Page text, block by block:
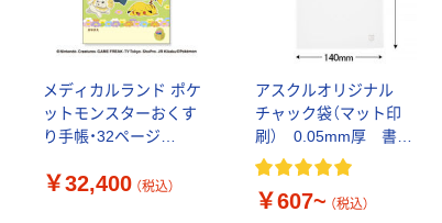
メディカルランド ポケ
ットモンスターおくす
り手帳・32ページ
（直送品）
￥32,400 （税込）
アスクルオリジナル
チャック袋（マット印
刷） 0.05mm厚 書き
込み欄付き
￥607~ （税込）